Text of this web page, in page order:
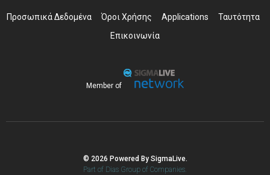
Προσωπικά Δεδομένα Όροι Χρήσης Applications
Ταυτότητα
Επικοινωνία
Member of
© 2026 Powered By SigmaLive.
Part of Dias Group of Companies.